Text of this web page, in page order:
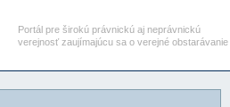
Portál pre širokú právnickú aj neprávnickú
verejnosť zaujímajúcu sa o verejné obstarávanie